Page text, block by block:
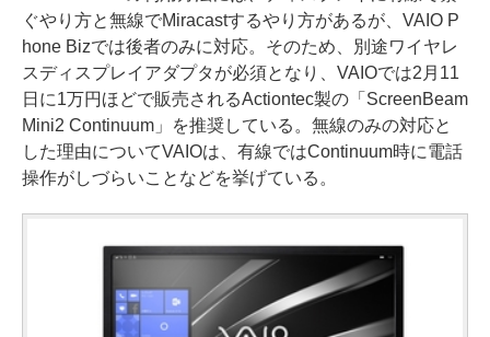
ぐやり方と無線でMiracastするやり方があるが、VAIO P
hone Bizでは後者のみに対応。そのため、別途ワイヤレ
スディスプレイアダプタが必須となり、VAIOでは2月11
日に1万円ほどで販売されるActiontec製の「ScreenBeam
Mini2 Continuum」を推奨している。無線のみの対応と
した理由についてVAIOは、有線ではContinuum時に電話
操作がしづらいことなどを挙げている。